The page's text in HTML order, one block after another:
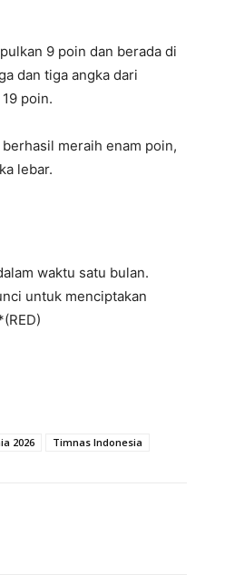
9 poin dan berada di
dan tiga angka dari
poin.
meraih enam poin,
lebar.
waktu satu bulan.
untuk menciptakan
2026 Timnas Indonesia